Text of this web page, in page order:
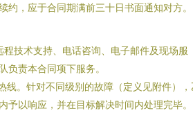
约，应于合同期满前三十日书面通知对方。
技术支持、电话咨询、电子邮件及现场服
负责本合同项下服务。
线。针对不同级别的故障（定义见附件），
予以响应，并在目标解决时间内处理完毕。